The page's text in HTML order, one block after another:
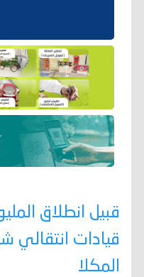
قبيل انطلاق
قيادات انتقالي
المكلا